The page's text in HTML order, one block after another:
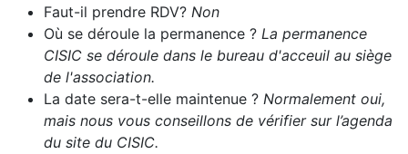
Faut-il prendre RDV? Non
Où se déroule la permanence ? La permanence
CISIC se déroule dans le bureau d'acceuil au siège
de l'association.
La date sera-t-elle maintenue ? Normalement oui,
mais nous vous conseillons de vérifier sur l’agenda
du site du CISIC.